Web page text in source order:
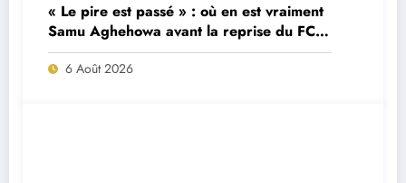
« Le pire est passé » : où en est vraiment
Samu Aghehowa avant la reprise du FC
Porto ?
6 Août 2026